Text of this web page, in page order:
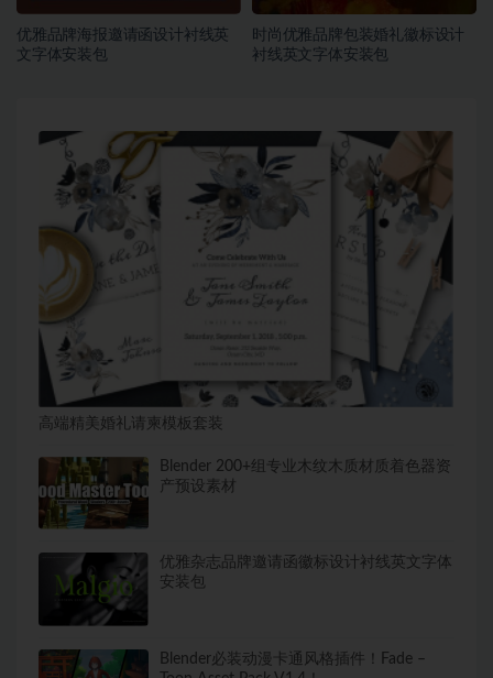
优雅品牌海报邀请函设计衬线英
文字体安装包
时尚优雅品牌包装婚礼徽标设计
衬线英文字体安装包
高端精美婚礼请柬模板套装
Blender 200+组专业木纹木质材质着色器资
产预设素材
优雅杂志品牌邀请函徽标设计衬线英文字体
安装包
Blender必装动漫卡通风格插件！Fade –